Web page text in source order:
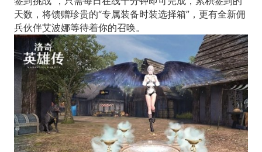
天数，将馈赠珍贵的“专属装备时装选择箱”，更有全新佣
兵伙伴艾波娜等待着你的召唤。